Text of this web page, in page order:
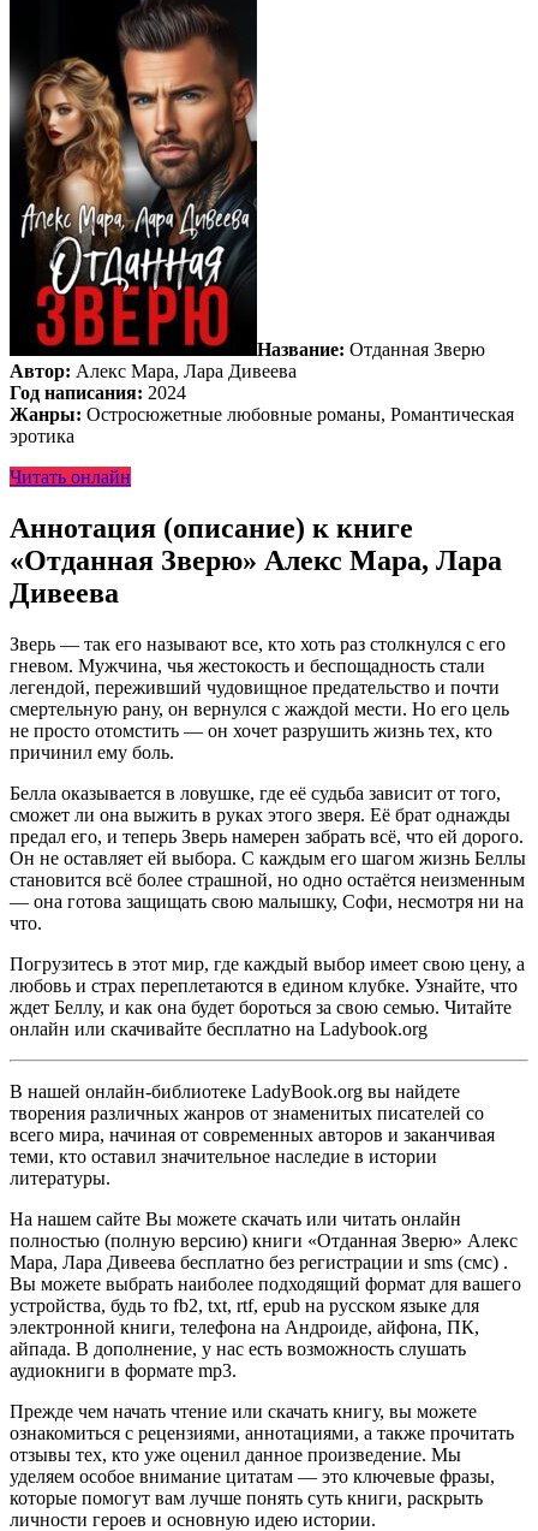
Название: Отданная Зверю
Автор: Алекс Мара, Лара Дивеева
Год написания: 2024
Жанры: Остросюжетные любовные романы, Романтическая
эротика
Читать онлайн
Аннотация (описание) к книге
«Отданная Зверю» Алекс Мара, Лара
Дивеева
Зверь — так его называют все, кто хоть раз столкнулся с его
гневом. Мужчина, чья жестокость и беспощадность стали
легендой, переживший чудовищное предательство и почти
смертельную рану, он вернулся с жаждой мести. Но его цель
не просто отомстить — он хочет разрушить жизнь тех, кто
причинил ему боль.
Белла оказывается в ловушке, где её судьба зависит от того,
сможет ли она выжить в руках этого зверя. Её брат однажды
предал его, и теперь Зверь намерен забрать всё, что ей дорого.
Он не оставляет ей выбора. С каждым его шагом жизнь Беллы
становится всё более страшной, но одно остаётся неизменным
— она готова защищать свою малышку, Софи, несмотря ни на
что.
Погрузитесь в этот мир, где каждый выбор имеет свою цену, а
любовь и страх переплетаются в едином клубке. Узнайте, что
ждет Беллу, и как она будет бороться за свою семью. Читайте
онлайн или скачивайте бесплатно на Ladybook.org
В нашей онлайн-библиотеке LadyBook.org вы найдете
творения различных жанров от знаменитых писателей со
всего мира, начиная от современных авторов и заканчивая
теми, кто оставил значительное наследие в истории
литературы.
На нашем сайте Вы можете скачать или читать онлайн
полностью (полную версию) книги «Отданная Зверю» Алекс
Мара, Лара Дивеева бесплатно без регистрации и sms (смс) .
Вы можете выбрать наиболее подходящий формат для вашего
устройства, будь то fb2, txt, rtf, epub на русском языке для
электронной книги, телефона на Андроиде, айфона, ПК,
айпада. В дополнение, у нас есть возможность слушать
аудиокниги в формате mp3.
Прежде чем начать чтение или скачать книгу, вы можете
ознакомиться с рецензиями, аннотациями, а также прочитать
отзывы тех, кто уже оценил данное произведение. Мы
уделяем особое внимание цитатам — это ключевые фразы,
которые помогут вам лучше понять суть книги, раскрыть
личности героев и основную идею истории.